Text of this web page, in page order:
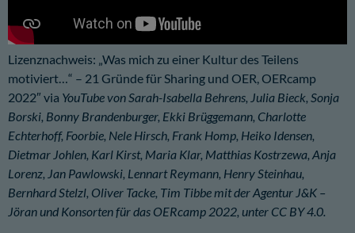
Lizenznachweis: „Was mich zu einer Kultur des Teilens
motiviert…“ – 21 Gründe für Sharing und OER, OERcamp
2022″ via YouTubevon Sarah-Isabella Behrens, Julia Bieck, Sonja
Borski, Bonny Brandenburger, Ekki Brüggemann, Charlotte
Echterhoff, Foorbie, Nele Hirsch, Frank Homp, Heiko Idensen,
Dietmar Johlen, Karl Kirst, Maria Klar, Matthias Kostrzewa, Anja
Lorenz, Jan Pawlowski, Lennart Reymann, Henry Steinhau,
Bernhard Stelzl, Oliver Tacke, Tim Tibbe mit der Agentur J&K –
Jöran und Konsorten für das OERcamp 2022, unter CC BY 4.0.